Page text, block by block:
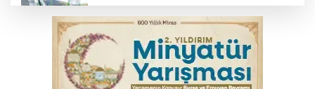
yansıyacak mı?
YENİ Parti Genel Başkanı Özel'den
Çerçeve Yasa yorumu